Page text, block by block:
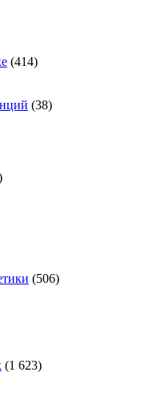
(414)
(38)
(506)
(1 623)